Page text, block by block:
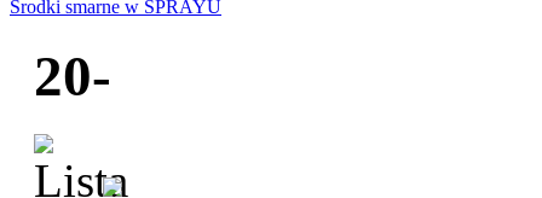
Środki smarne w SPRAYU
20-